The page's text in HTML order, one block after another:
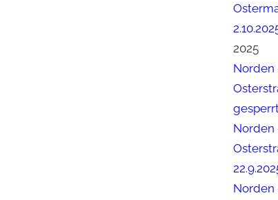
2025
Norden
Norden
Norden